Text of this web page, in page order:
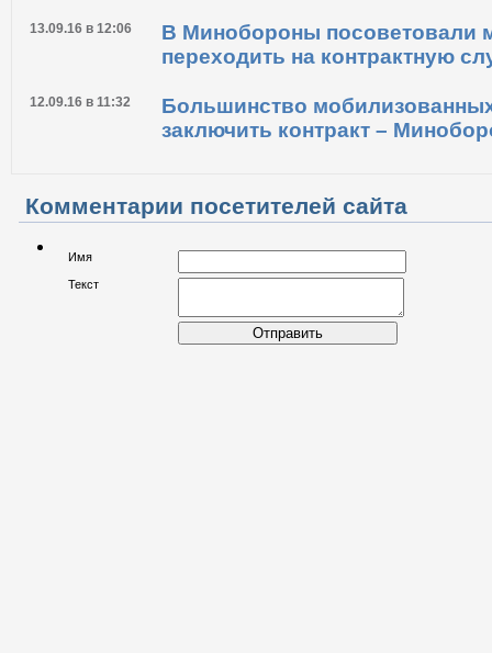
13.09.16 в 12:06
В Минобороны посоветовали
переходить на контрактную
12.09.16 в 11:32
Большинство
заключить контракт –
Комментарии посетителей сайта
Имя
Текст
Отправить